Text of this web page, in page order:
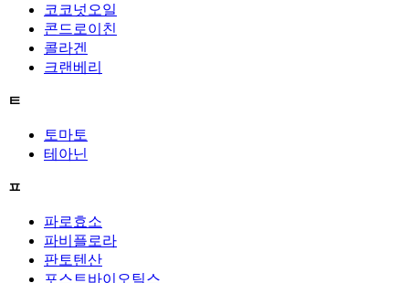
코코넛오일
콘드로이친
콜라겐
크랜베리
ㅌ
토마토
테아닌
ㅍ
파로효소
파비플로라
판토텐산
포스트바이오틱스